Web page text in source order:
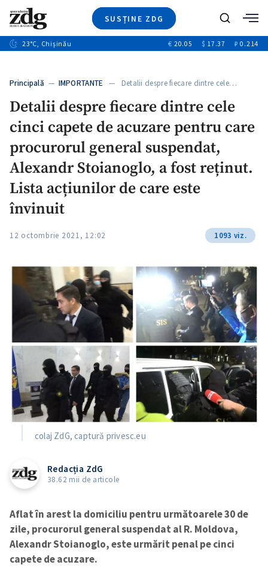
SUSȚINE ZDG
Ştiri
+13
Video
Special
Caută
23°C, Chișinău € 20.05 $ 17.37 ₽ 0.214
Principală — IMPORTANTE — Detalii despre fiecare dintre cele…
Detalii despre fiecare dintre cele
cinci capete de acuzare pentru care
procurorul general suspendat,
Alexandr Stoianoglo, a fost reținut.
Lista acțiunilor de care este
învinuit
12 octombrie 2021, 12:02 1093 viz.
colaj ZdG, captură privesc.eu
Redacția ZdG
38.62 mii de articole
Aflat în arest la domiciliu pentru următoarele 30 de
zile, procurorul general suspendat al R. Moldova,
Alexandr Stoianoglo, este urmărit penal pe cinci
capete de acuzare.